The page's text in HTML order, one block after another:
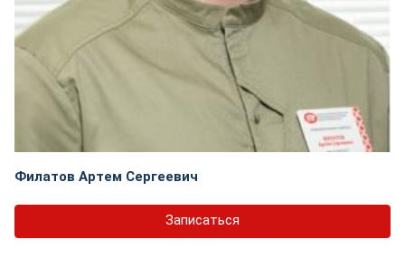
Филатов Артем Сергеевич
Записаться